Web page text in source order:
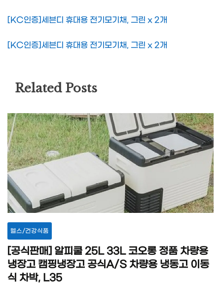
[KC인증]세븐디 휴대용 전기모기채, 그린 x 2개
[KC인증]세븐디 휴대용 전기모기채, 그린 x 2개
Related Posts
헬스/건강식품
[공식판매] 알피쿨 25L 33L 코오롱 정품 차량용
냉장고 캠핑냉장고 공식A/S 차량용 냉동고 이동
식 차박, L35